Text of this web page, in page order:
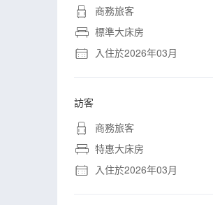
商務旅客
標準大床房
入住於2026年03月
訪客
商務旅客
特惠大床房
入住於2026年03月